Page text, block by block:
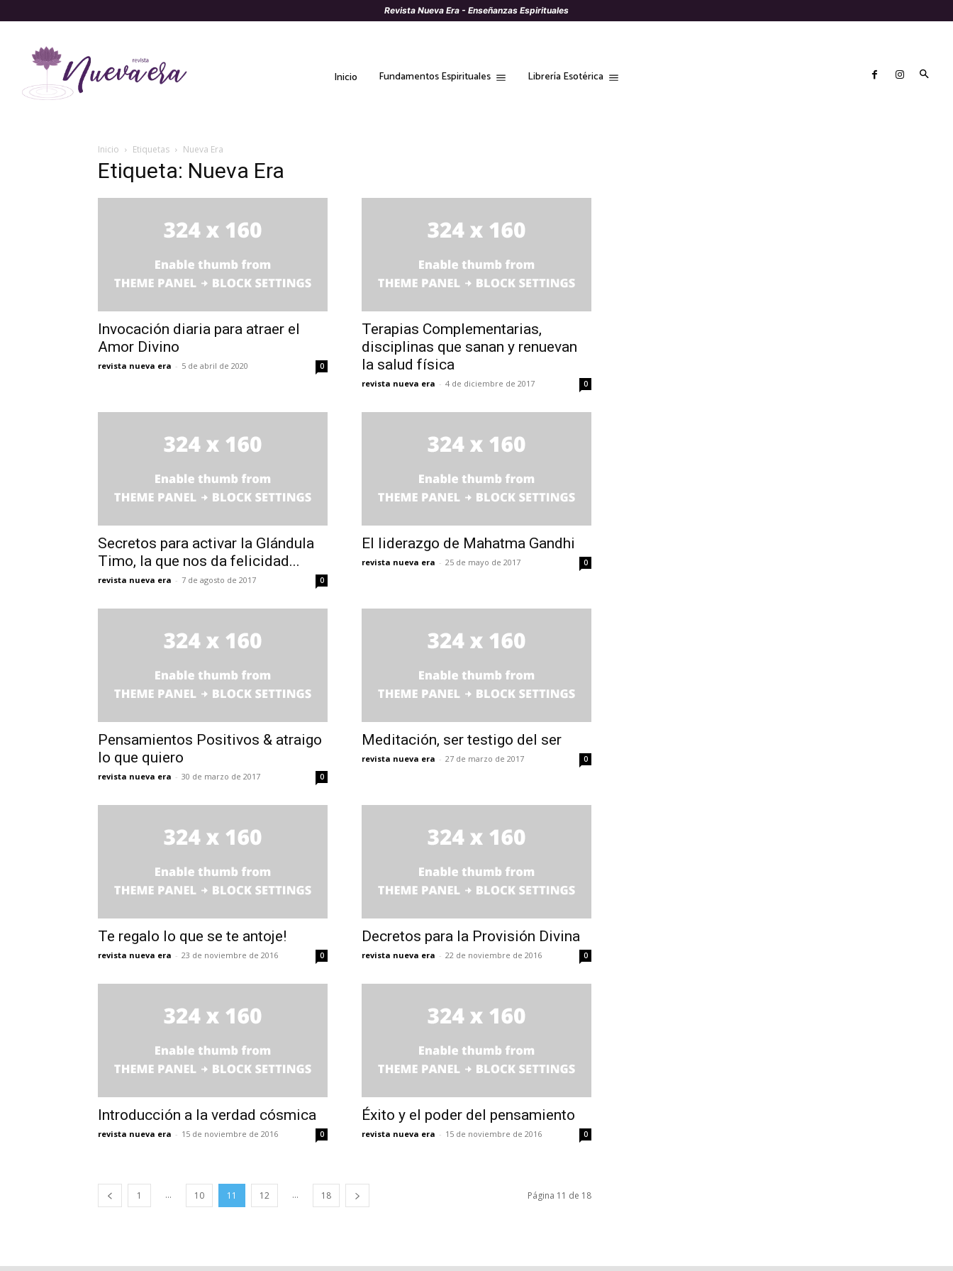
Revista Nueva Era - Enseñanzas Espirituales
Inicio Fundamentos Espirituales Librería Esotérica
Inicio Etiquetas Nueva Era
Etiqueta: Nueva Era
Invocación diaria para atraer el
Amor Divino
revista nueva era - 5 de abril de 2020 0
Terapias Complementarias,
disciplinas que sanan y renuevan
la salud física
revista nueva era - 4 de diciembre de 2017 0
Secretos para activar la Glándula
Timo, la que nos da felicidad...
revista nueva era - 7 de agosto de 2017 0
El liderazgo de Mahatma Gandhi
revista nueva era - 25 de mayo de 2017 0
Pensamientos Positivos & atraigo
lo que quiero
revista nueva era - 30 de marzo de 2017 0
Meditación, ser testigo del ser
revista nueva era - 27 de marzo de 2017 0
Te regalo lo que se te antoje!
revista nueva era - 23 de noviembre de 2016 0
Decretos para la Provisión Divina
revista nueva era - 22 de noviembre de 2016 0
Introducción a la verdad cósmica
revista nueva era - 15 de noviembre de 2016 0
Éxito y el poder del pensamiento
revista nueva era - 15 de noviembre de 2016 0
1 ... 10 11 12 ... 18 Página 11 de 18